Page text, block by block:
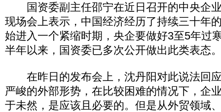
国资委副主任邵宁在近日召开的中央企
现场会上表示，中国经济经历了持续三十年
始进入一个紧缩时期，央企要做好3至5年过
半年以来，国资委已多次公开做出此类表态
在昨日的发布会上，沈丹阳对此说法回
严峻的外部形势，在比较困难的情况下，企
于未然，是应该且必要的。但是从外贸领域